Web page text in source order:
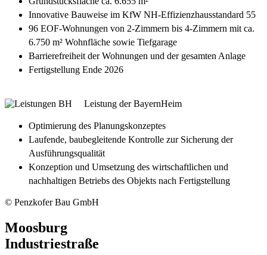
Innovative Bauweise im KfW NH-Effizienzhausstandard 55
96 EOF-Wohnungen von 2-Zimmern bis 4-Zimmern mit ca.
6.750 m² Wohnfläche sowie Tiefgarage
Barrierefreiheit der Wohnungen und der gesamten Anlage
Fertigstellung Ende 2026
Leistung der BayernHeim
Optimierung des Planungskonzeptes
Laufende, baubegleitende Kontrolle zur Sicherung der
Ausführungsqualität
Konzeption und Umsetzung des wirtschaftlichen und
nachhaltigen Betriebs des Objekts nach Fertigstellung
© Penzkofer Bau GmbH
Moosburg
Industriestraße